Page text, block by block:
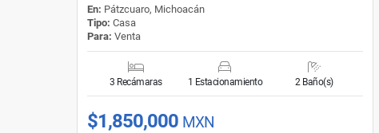
En: Pátzcuaro, Michoacán
Tipo: Casa
Para: Venta
3 Recámaras 1 Estacionamiento 2 Baño(s)
$1,850,000 MXN